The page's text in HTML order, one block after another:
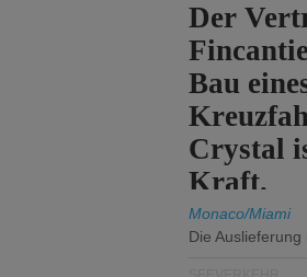
Der
Bau
Crystal
Kraft.
Monaco/Miami
Die Auslieferung